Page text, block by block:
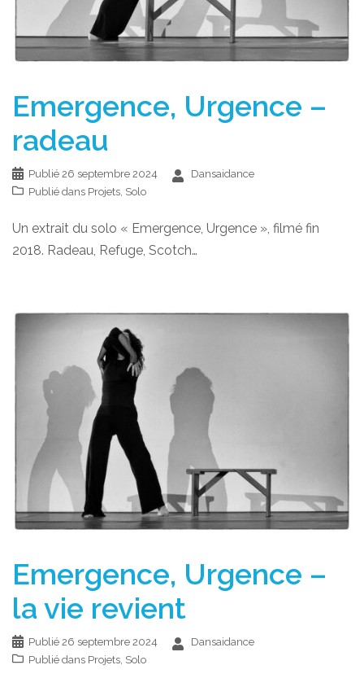
Emergence, Urgence –
radeau
Publié 26 septembre 2024
Dansaidance
Publié dans Projets, Solo
Un extrait du solo « Emergence, Urgence », filmé fin
2018. Radeau, Refuge, Scotch…
Emergence, Urgence –
la vie revient
Publié 26 septembre 2024
Dansaidance
Publié dans Projets Solo